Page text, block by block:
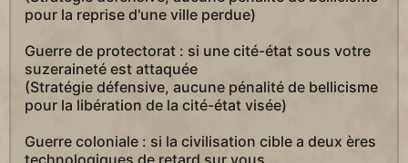
pour la reprise d'une ville perdue)
Guerre de protectorat : si une cité-état sous votre
suzeraineté est attaquée
(Stratégie défensive, aucune pénalité de bellicisme
pour la libération de la cité-état visée)
Guerre coloniale : si la civilisation cible a deux ères
technologiques de retard sur vous